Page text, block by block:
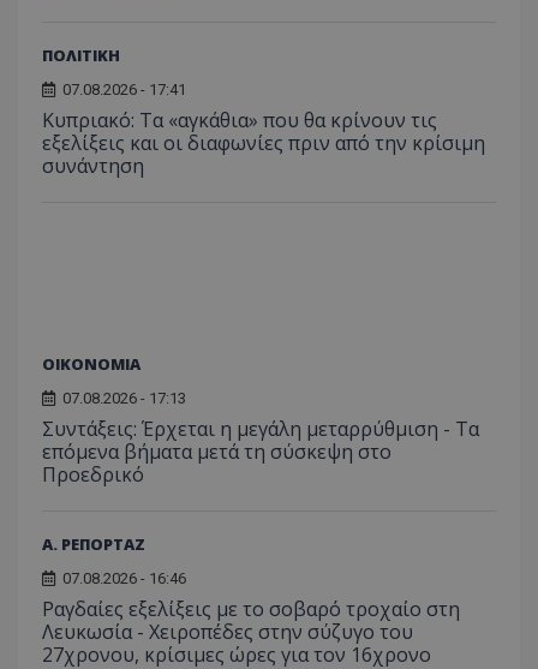
ΠΟΛΙΤΙΚΗ
07.08.2026 - 17:41
Κυπριακό: Τα «αγκάθια» που θα κρίνουν τις
εξελίξεις και οι διαφωνίες πριν από την κρίσιμη
συνάντηση
ΟΙΚΟΝΟΜΙΑ
07.08.2026 - 17:13
Συντάξεις: Έρχεται η μεγάλη μεταρρύθμιση - Τα
επόμενα βήματα μετά τη σύσκεψη στο
Προεδρικό
Α. ΡΕΠΟΡΤΑΖ
07.08.2026 - 16:46
Ραγδαίες εξελίξεις με το σοβαρό τροχαίο στη
Λευκωσία - Χειροπέδες στην σύζυγο του
27χρονου, κρίσιμες ώρες για τον 16χρονο